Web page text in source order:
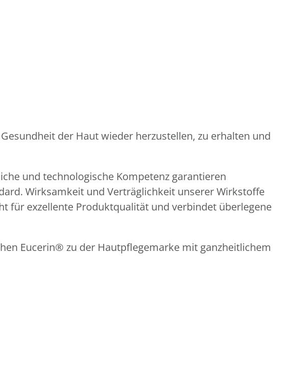
der Haut wieder herzustellen, zu erhalten und
und technologische Kompetenz garantieren
Wirksamkeit und Verträglichkeit unserer Wirkstoffe
für exzellente Produktqualität und verbindet überlegene
Eucerin® zu der Hautpflegemarke mit ganzheitlichem